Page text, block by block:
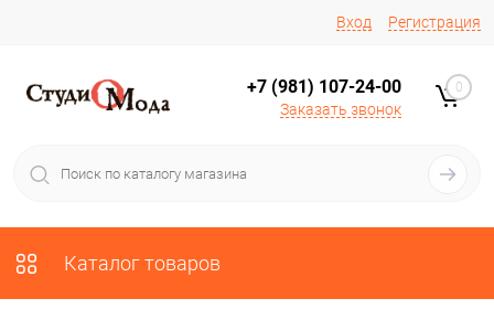
Вход Регистрация
+7 (981) 107-24-00
Заказать звонок
0
Каталог товаров